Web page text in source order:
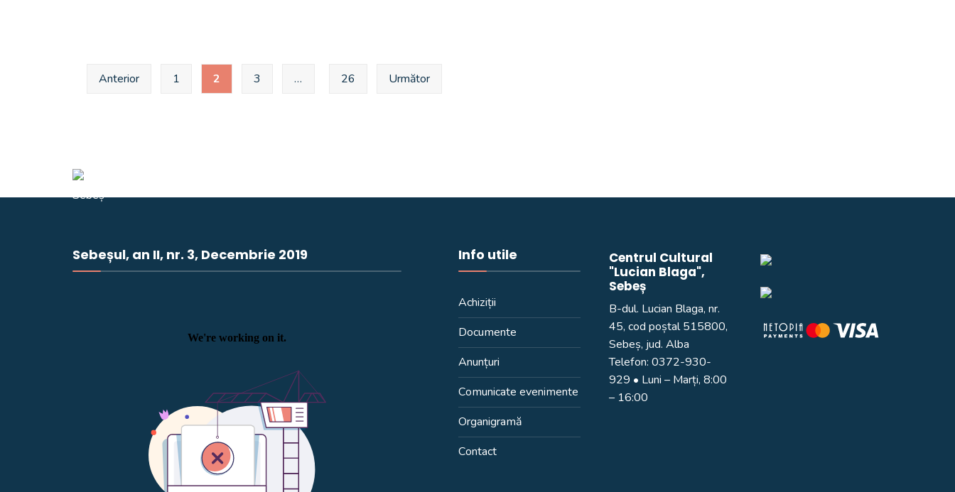
Anterior 1 2 3 … 26 Următor
Sebeșul, an II, nr. 3, Decembrie 2019 Info utile
Achiziții
Documente
Anunțuri
Comunicate evenimente
Organigramă
Contact
Centrul Cultural
"Lucian Blaga",
Sebeș
B-dul. Lucian Blaga, nr.
45, cod poștal 515800,
Sebeș, jud. Alba
Telefon:0372-930-
929 • Luni – Marți, 8:00
– 16:00